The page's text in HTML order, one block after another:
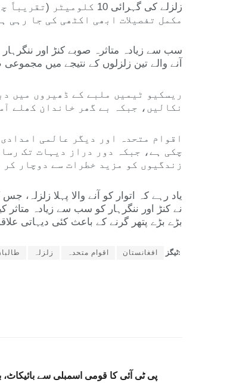
زلزلے کی گہرائی 10
مکمل تفصیلات ابھی اکٹھی کی جا رہی
سب سے زیادہ متاثرہ صوبے کنڑ اور
آنے والے تین زلزلوں کے نتیجے میں مجموعی طور پر 2,205 افراد جاں بحق اور کم از کم 3,640 افراد
ریسکیو ٹیمیں ملبے کے ڈھیروں میں
نکالیں، جبکہ بے گھر خاندان کھلے
اقوام متحدہ اور دیگر عالمی
چکی ہے، جبکہ دور دراز دیہات تک
زندگیوں کو مزید خطرات سے دوچار کر
بڑے بڑے پتھر گرنے کے باعث کئی دیہاتی
ٹیگز: افغانستان اقوام متحدہ زلزلہ
پی ٹی آئی کا قومی اسمبلی سے